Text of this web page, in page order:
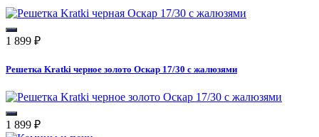
1 899 ₽
Решетка Kratki черное золото Оскар 17/30 с жалюзями
1 899 ₽